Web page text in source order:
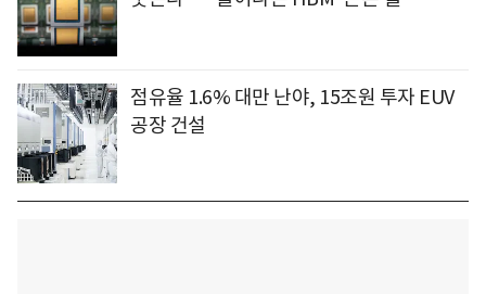
점유율 1.6% 대만 난야, 15조원 투자 EUV
공장 건설